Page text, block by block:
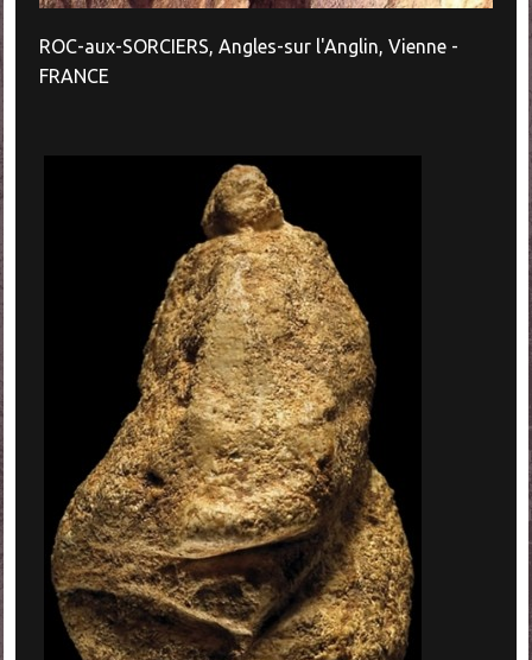
ROC-aux-SORCIERS, Angles-sur l'Anglin, Vienne -
FRANCE